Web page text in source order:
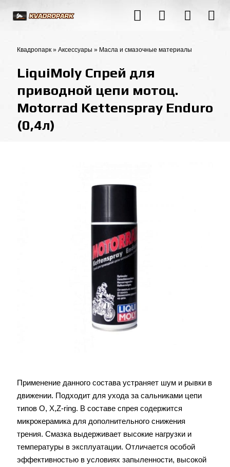
Квадропарк » Аксессуары » Масла и смазочные материалы
LiquiMoly Спрей для
приводной цепи мотоц.
Motorrad Kettenspray Enduro
(0,4л)
Применение данного состава устраняет шум и рывки в
движении. Подходит для ухода за сальниками цепи
типов O, X,Z-ring. В составе спрея содержится
микрокерамика для дополнительного снижения
трения. Смазка выдерживает высокие нагрузки и
температуры в эксплуатации. Отличается особой
эффективностью в условиях запыленности, высокой